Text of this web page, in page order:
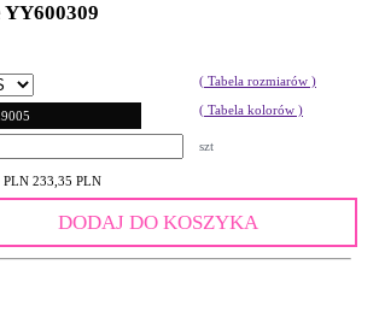
YY600309
( Tabela rozmiarów )
( Tabela kolorów )
szt
PLN 233,35 PLN
DODAJ DO KOSZYKA